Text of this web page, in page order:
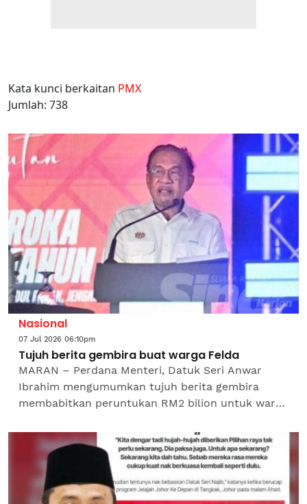
Kata kunci berkaitan PMX
Jumlah: 738
Nasional
07 Jul 2026 06:10pm
Tujuh berita gembira buat warga Felda
MARAN – Perdana Menteri, Datuk Seri Anwar
Ibrahim mengumumkan tujuh berita gembira
membabitkan peruntukan RM2 bilion untuk warga
Ulang Tahun Ke-70 Felda di...